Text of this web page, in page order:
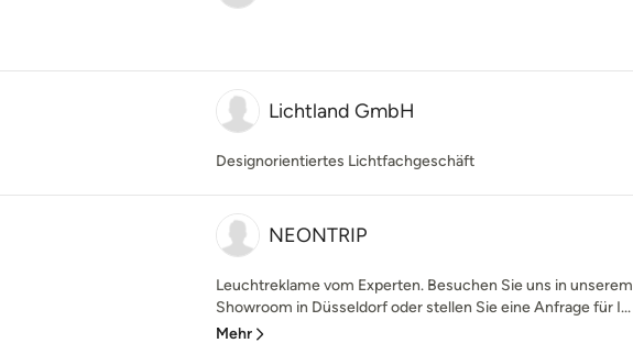
Lichtland GmbH
Designorientiertes Lichtfachgeschäft
NEONTRIP
Leuchtreklame vom Experten. Besuchen Sie uns in unserem
Showroom in Düsseldorf oder stellen Sie eine Anfrage für I...
Mehr